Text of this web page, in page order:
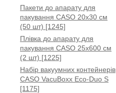
Пакети до апарату для
пакування CASO 20x30 см
(50 шт) [1245]
Плівка до апарату для
пакування CASO 25x600 см
(2 шт) [1225]
Набір вакуумних контейнерів
CASO VacuBoxx Eco-Duo S
[1175]